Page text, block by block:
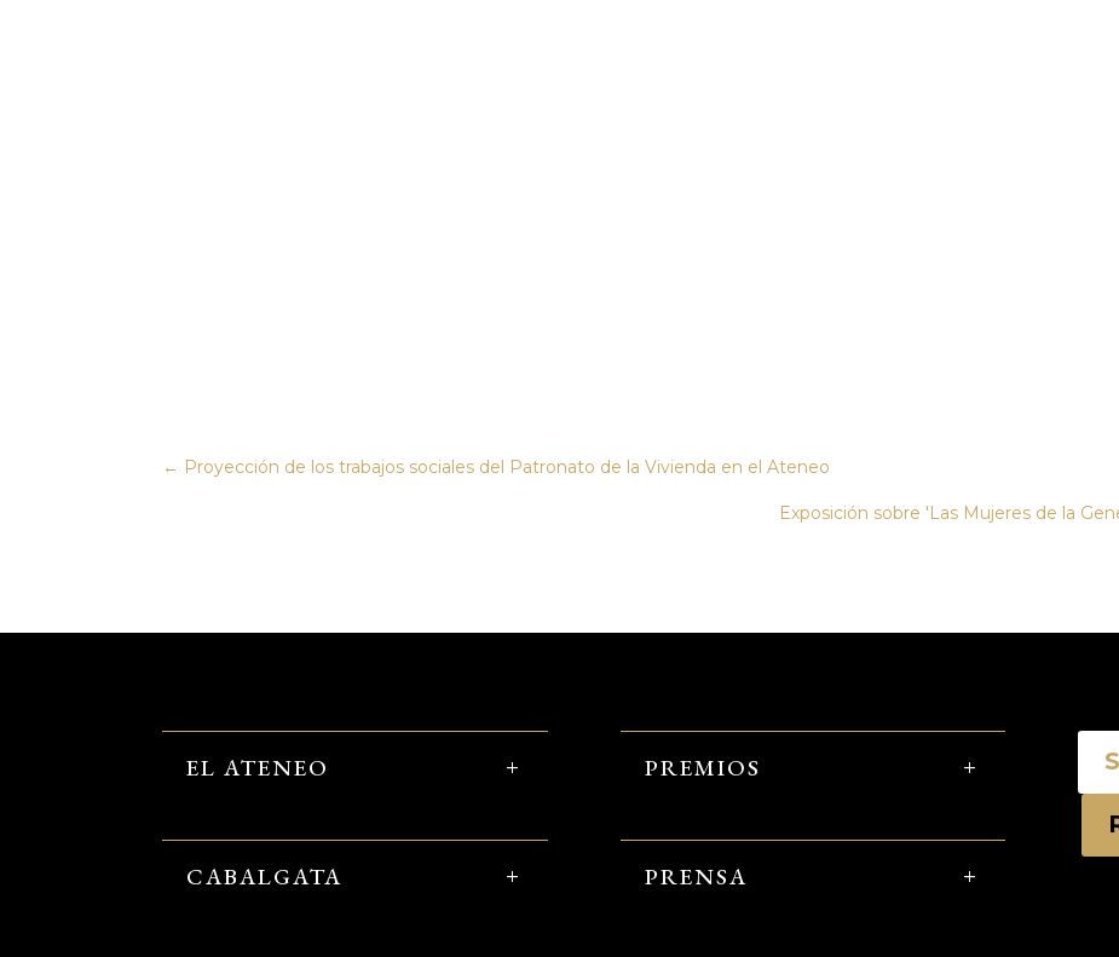
← Proyección de los trabajos sociales del Patronato de la Vivienda en el Ateneo
Exposición sobre 'Las Mujeres de la
EL ATENEO
CABALGATA
PREMIOS
PRENSA